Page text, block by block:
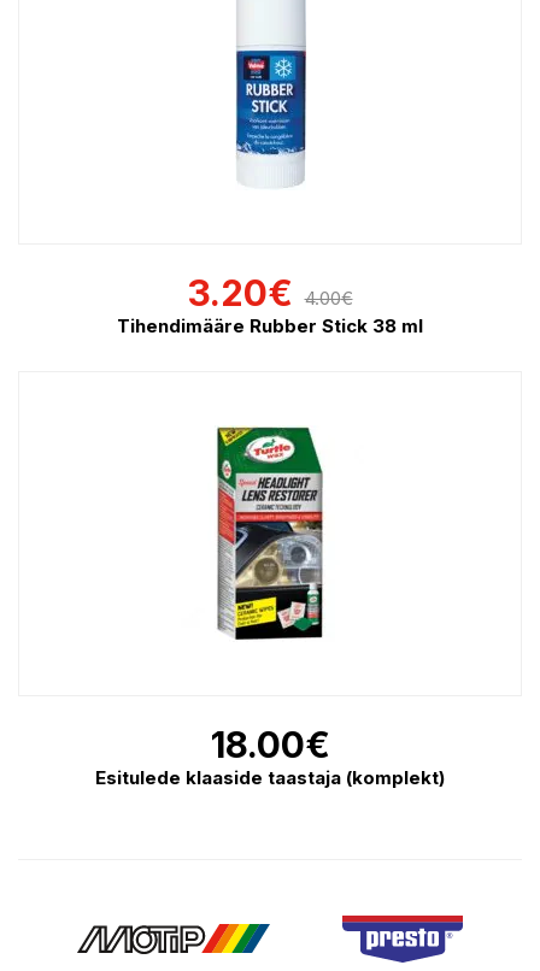
4.00€
3.20€
Tihendimääre Rubber Stick 38 ml
18.00€
Esitulede klaaside taastaja (komplekt)